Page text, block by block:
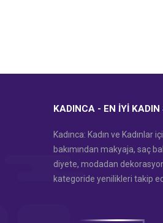
KADINCA - EN İYI KADIN
Kadınca: Kadın ve Kadınlar
bakımından makyaja, saç
diyete, modadan
kategoride yenilikleri takip